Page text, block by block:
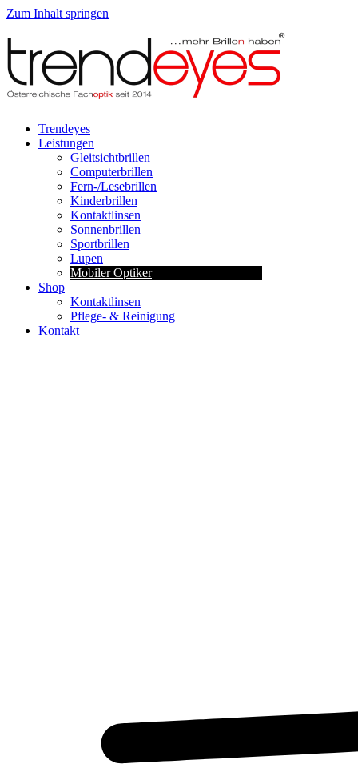
Zum Inhalt springen
Trendeyes
Leistungen
Gleitsichtbrillen
Computerbrillen
Fern-/Lesebrillen
Kinderbrillen
Kontaktlinsen
Sonnenbrillen
Sportbrillen
Lupen
Mobiler Optiker
Shop
Kontaktlinsen
Pflege- & Reinigung
Kontakt